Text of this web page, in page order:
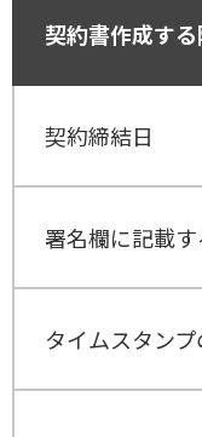
契約書作成す
契約締結日
署名欄に記載す
タイムスタン